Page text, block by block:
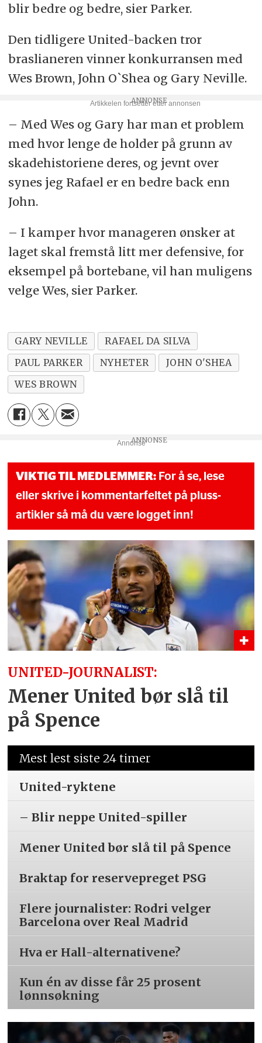
blir bedre og bedre, sier Parker.
Den tidligere United-backen tror
braslianeren vinner konkurransen med
Wes Brown, John O`Shea og Gary Neville.
– Med Wes og Gary har man et problem
med hvor lenge de holder på grunn av
skadehistoriene deres, og jevnt over
synes jeg Rafael er en bedre back enn
John.
– I kamper hvor manageren ønsker at
laget skal fremstå litt mer defensive, for
eksempel på bortebane, vil han muligens
velge Wes, sier Parker.
GARY NEVILLE
RAFAEL DA SILVA
PAUL PARKER
NYHETER
JOHN O'SHEA
WES BROWN
Annonse
VIKTIG TIL MEDLEMMER: For å se, lese
eller skrive i kommentarfeltet på pluss-
artikler så må du være logget inn!
UNITED-JOURNALIST:
Mener United bør slå til
på Spence
Mest lest siste 24 timer
United-ryktene
– Blir neppe United-spiller
Mener United bør slå til på Spence
Braktap for reservepreget PSG
Flere journalister: Rodri velger
Barcelona over Real Madrid
Hva er Hall-alternativene?
Kun én av disse får 25 prosent
lønnsøkning